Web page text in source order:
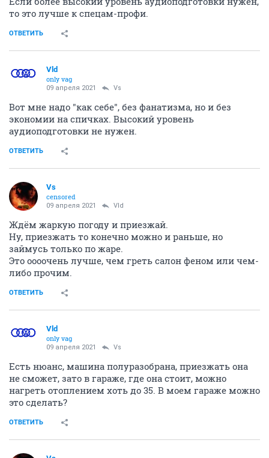
то это лучше к спецам-профи.
ОТВЕТИТЬ
Vld
only vag
09 апреля 2021 Vs
Вот мне надо "как себе", без фанатизма, но и без
экономии на спичках. Высокий уровень
аудиоподготовки не нужен.
ОТВЕТИТЬ
Vs
censored
09 апреля 2021 Vld
Ждём жаркую погоду и приезжай.
Ну, приезжать то конечно можно и раньше, но
займусь только по жаре.
Это оооочень лучше, чем греть салон феном или чем-
либо прочим.
ОТВЕТИТЬ
Vld
only vag
09 апреля 2021 Vs
Есть нюанс, машина полуразобрана, приезжать она
не сможет, зато в гараже, где она стоит, можно
нагреть отоплением хоть до 35. В моем гараже можно
это сделать?
ОТВЕТИТЬ